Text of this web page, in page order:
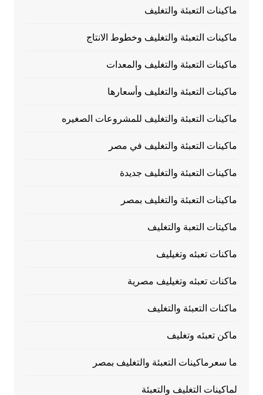
ماكينات التعبئة والتغليف
ماكينات التعبئة والتغليف وخطوط الانتاج
ماكينات التعبئة والتغليف والمعدات
ماكينات التعبئة والتغليف وأسعارها
ماكينات التعبئة والتغليف للمشروعات الصغيره
ماكينات التعبئة والتغليف في مصر
ماكينات التعبئة والتغليف جديدة
ماكينات التعبئة والتغليف بمصر
ماكيتات التعبة والتغليف
ماكنات تعبئه وتغيليف
ماكنات تعبئه وتغيليف مصرية
ماكنات التعبئة والتغليف
ماكن تعبئه وتغليف
ما سعرماكينات التعبئة والتغليف بمصر
لماكينات التغليف والتعبئة